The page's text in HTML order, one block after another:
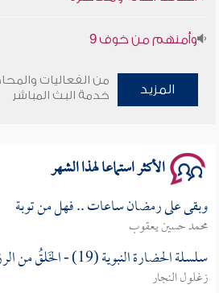
المزيد
من الفعاليات
خدمة البث المباشر
الأكثر استماعا لهذا الشهر
وبقى على رمضان ساعات .. فهل من توبة
محمد حسين يعقوب
سلسلة الحضارة النبوية (19) - الخَلقُ من الرزق
زغلول النجار